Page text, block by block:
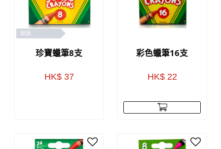
缺貨
珍寶蠟筆8支
HK$ 37
彩色蠟筆16支
HK$ 22